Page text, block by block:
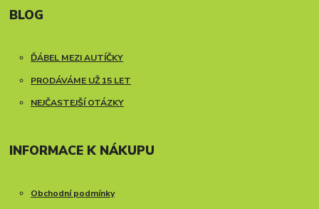
BLOG
ĎÁBEL MEZI AUTÍČKY
PRODÁVÁME UŽ 15 LET
NEJČASTEJŠÍ OTÁZKY
INFORMACE K NÁKUPU
Obchodní podmínky